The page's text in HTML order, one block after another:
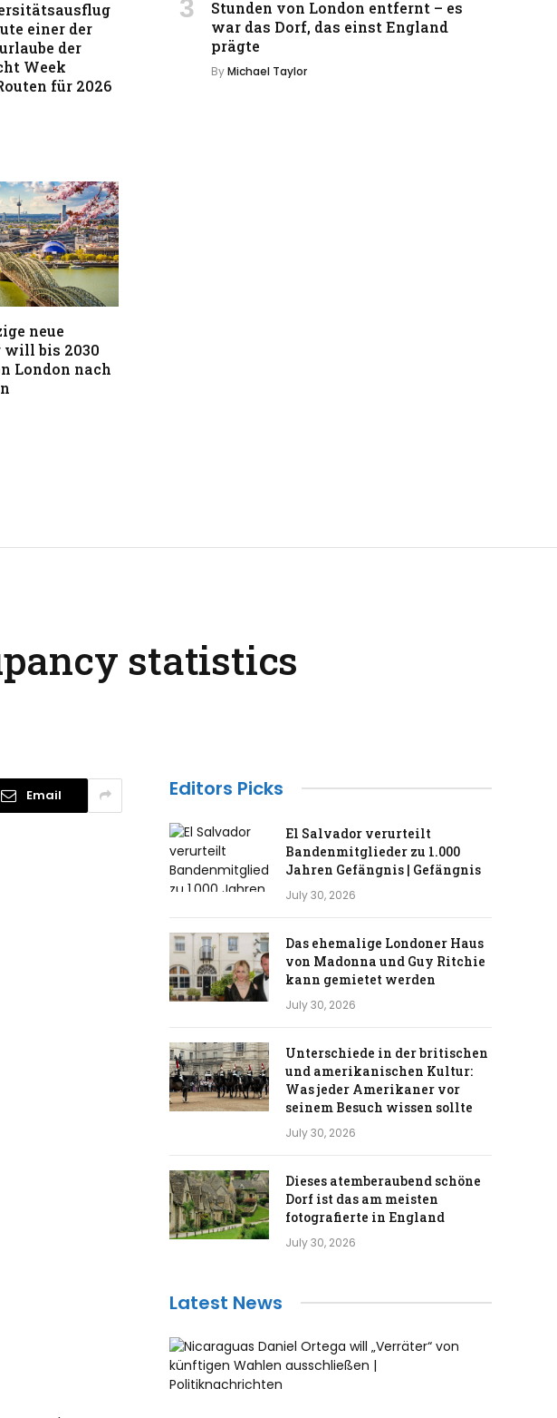
einer der
der
Week
für 2026
neue
will bis 2030
London nach
Stunden von London entfernt – es
war das Dorf, das einst England
prägte
ByMichael Taylor
statistics
Email Editors Picks
El Salvador verurteilt
Bandenmitglieder zu 1.000
Jahren Gefängnis | Gefängnis
July 30, 2026
Das ehemalige Londoner Haus
von Madonna und Guy Ritchie
kann gemietet werden
July 30, 2026
Unterschiede in der britischen
und amerikanischen Kultur:
Was jeder Amerikaner vor
seinem Besuch wissen sollte
July 30, 2026
Dieses atemberaubend schöne
Dorf ist das am meisten
fotografierte in England
July 30, 2026
Latest News